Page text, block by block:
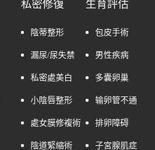
私密修復
陰蒂整形
漏尿/尿失禁
私密處美白
小陰唇整形
處女膜修複術
陰道緊縮術
生育評估
包皮手術
男性疾病
多囊卵巢
输卵管不通
排卵障碍
子宮腺肌症